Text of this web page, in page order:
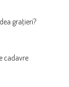
graţieri?
cadavre